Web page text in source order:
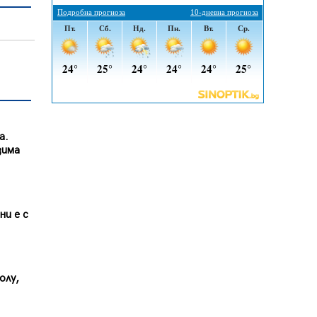
е с
Радев: Работи се усилено за
спасяване на средствата по
Плана за справедлив преход за
Стара Загора, Кюстендил и
Перник
Вече няма чакащи с години за